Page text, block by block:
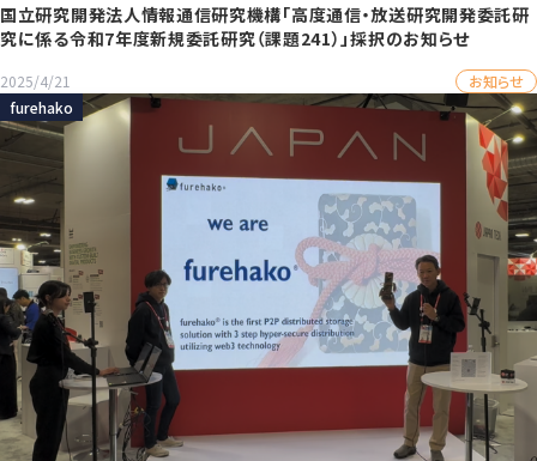
国立研究開発法人情報通信研究機構「高度通信・放送研究開発委託研
究に係る令和7年度新規委託研究（課題241）」採択のお知らせ
2025/4/21
お知らせ
furehako